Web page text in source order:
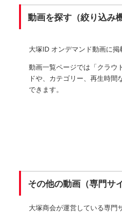
動画を探す（絞り込み
大塚ID オンデマンド動画に掲
動画一覧ページでは「クラウ
ドや、カテゴリー、再生時
できます。
その他の動画（専門サ
大塚商会が運営している専門